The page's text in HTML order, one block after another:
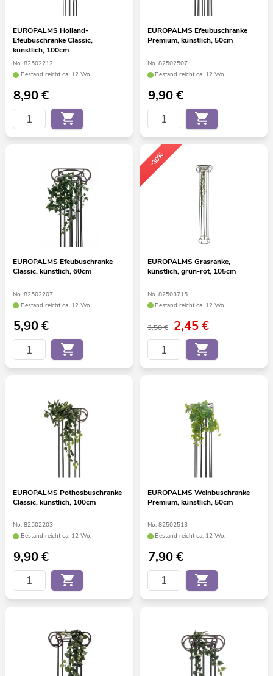
EUROPALMS Holland-
Efeubuschranke Classic,
künstlich, 100cm
No. 82502212
Bestand reicht ca. 12 Wo.
8,90€
EUROPALMS Efeubuschranke
Premium, künstlich, 50cm
No. 82502507
Bestand reicht ca. 12 Wo.
9,90€
EUROPALMS Efeubuschranke
Classic, künstlich, 60cm
No. 82502207
Bestand reicht ca. 12 Wo.
5,90€
-30%
EUROPALMS Grasranke,
künstlich, grün-rot, 105cm
No. 82503715
Bestand reicht ca. 12 Wo.
3,50 € 2,45€
EUROPALMS Pothosbuschranke
Classic, künstlich, 100cm
No. 82502203
Bestand reicht ca. 12 Wo.
9,90€
EUROPALMS Weinbuschranke
Premium, künstlich, 50cm
No. 82502513
Bestand reicht ca. 12 Wo.
7,90€